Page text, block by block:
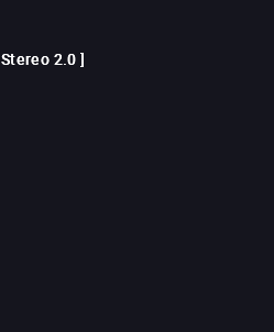
Stereo 2.0 ]